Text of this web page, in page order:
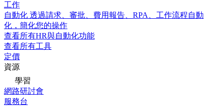
工作
自動化 透過請求、審批、費用報告、RPA、工作流程自動
化，簡化您的操作
查看所有HR與自動化功能
查看所有工具
定價
資源
學習
網路研討會
服務台